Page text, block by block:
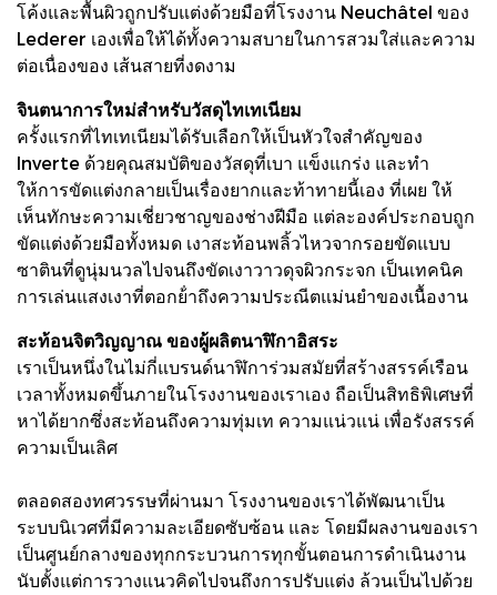
โค้งและพื้นผิวถูกปรับแต่งด้วยมือที่โรงงาน Neuchâtel ของ
Lederer เองเพื่อให้ได้ทั้งความสบายในการสวมใส่และความ
ต่อเนื่องของ เส้นสายที่งดงาม
จินตนาการใหม่สําหรับวัสดุไทเทเนียม
ครั้งแรกที่ไทเทเนียมได้รับเลือกให้เป็นหัวใจสําคัญของ
Inverte ด้วยคุณสมบัติของวัสดุที่เบา แข็งแกร่ง และทํา
ให้การขัดแต่งกลายเป็นเรื่องยากและท้าทายนี้เอง ที่เผย ให้
เห็นทักษะความเชี่ยวชาญของช่างฝีมือ แต่ละองค์ประกอบถูก
ขัดแต่งด้วยมือทั้งหมด เงาสะท้อนพลิ้วไหวจากรอยขัดแบบ
ซาตินที่ดูนุ่มนวลไปจนถึงขัดเงาวาวดุจผิวกระจก เป็นเทคนิค
การเล่นแสงเงาที่ตอกย้ําถึงความประณีตแม่นยําของเนื้องาน
สะท้อนจิตวิญญาณ ของผู้ผลิตนาฬิกาอิสระ
เราเป็นหนึ่งในไม่กี่แบรนด์นาฬิการ่วมสมัยที่สร้างสรรค์เรือน
เวลาทั้งหมดขึ้นภายในโรงงานของเราเอง ถือเป็นสิทธิพิเศษที่
หาได้ยากซึ่งสะท้อนถึงความทุ่มเท ความแน่วแน่ เพื่อรังสรรค์
ความเป็นเลิศ
ตลอดสองทศวรรษที่ผ่านมา โรงงานของเราได้พัฒนาเป็น
ระบบนิเวศที่มีความละเอียดซับซ้อน และ โดยมีผลงานของเรา
เป็นศูนย์กลางของทุกกระบวนการทุกขั้นตอนการดําเนินงาน
นับตั้งแต่การวางแนวคิดไปจนถึงการปรับแต่ง ล้วนเป็นไปด้วย